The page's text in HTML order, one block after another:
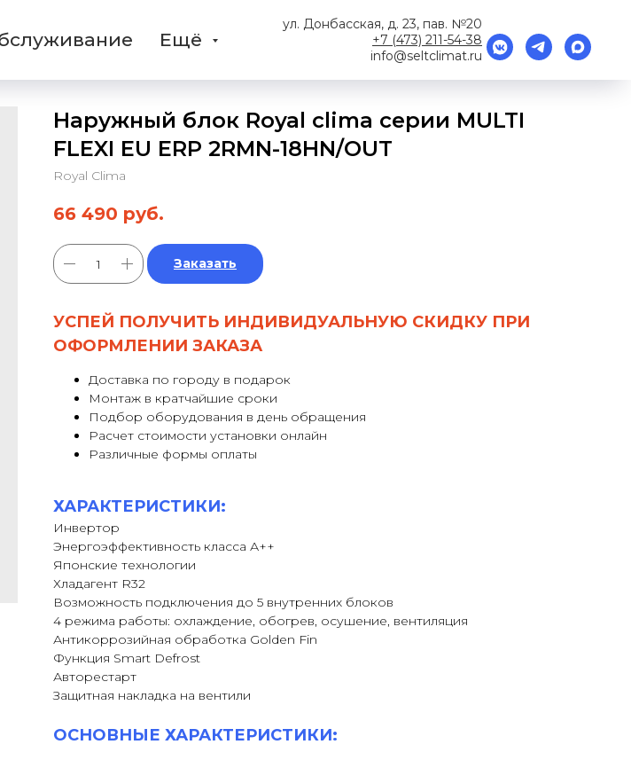
Ещё
ул. Донбасская, д. 23, пав. №20
+7 (473) 211-54-38
info@seltclimat.ru
Наружный блок Royal clima серии MULTI
FLEXI EU ERP 2RMN-18HN/OUT
Royal Clima
66 490 руб.
Заказать
УСПЕЙ ПОЛУЧИТЬ ИНДИВИДУАЛЬНУЮ СКИДКУ ПРИ
ОФОРМЛЕНИИ ЗАКАЗА
Доставка по городу в подарок
Монтаж в кратчайшие сроки
Подбор оборудования в день обращения
Расчет стоимости установки онлайн
Различные формы оплаты
ХАРАКТЕРИСТИКИ:
Инвертор
Энергоэффективность класса А++
Японские технологии
Хладагент R32
Возможность подключения до 5 внутренних блоков
4 режима работы: охлаждение, обогрев, осушение, вентиляция
Антикоррозийная обработка Golden Fin
Функция Smart Defrost
Авторестарт
Защитная накладка на вентили
ОСНОВНЫЕ ХАРАКТЕРИСТИКИ: